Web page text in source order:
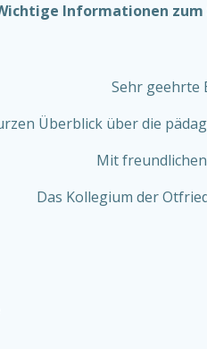
Informationen zum
Sehr geehrte
Überblick über die
Mit
Das Kollegium der